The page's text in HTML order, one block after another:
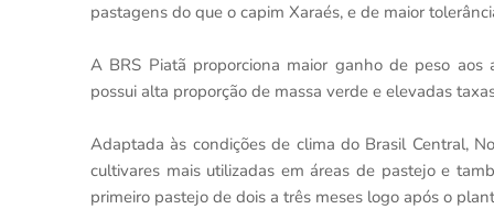
pastagens do que o capim Xaraés, e de maior
A BRS Piatã proporciona maior ganho de peso
possui alta proporção de massa verde e elevadas
Adaptada às condições de clima do Brasil Central,
cultivares mais utilizadas em áreas de pastejo e
primeiro pastejo de dois a três meses logo após o